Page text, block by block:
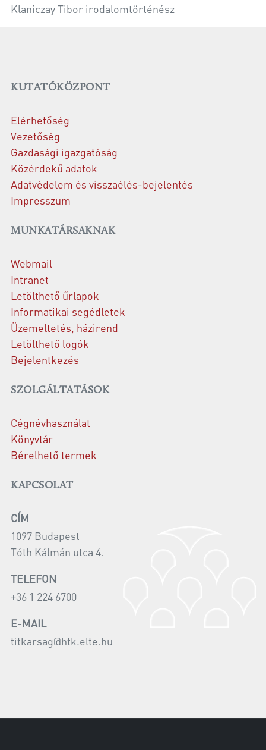
Klaniczay Tibor irodalomtörténész
KUTATÓKÖZPONT
Elérhetőség
Vezetőség
Gazdasági igazgatóság
Közérdekű adatok
Adatvédelem és visszaélés-bejelentés
Impresszum
MUNKATÁRSAKNAK
Webmail
Intranet
Letölthető űrlapok
Informatikai segédletek
Üzemeltetés, házirend
Letölthető logók
Bejelentkezés
SZOLGÁLTATÁSOK
Cégnévhasználat
Könyvtár
Bérelhető termek
KAPCSOLAT
CÍM
1097 Budapest
Tóth Kálmán utca 4.
TELEFON
+36 1 224 6700
E-MAIL
titkarsag@htk.elte.hu